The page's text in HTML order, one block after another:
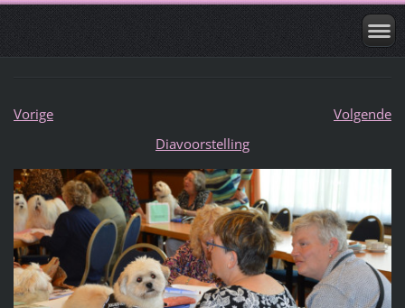
Vorige
Volgende
Diavoorstelling